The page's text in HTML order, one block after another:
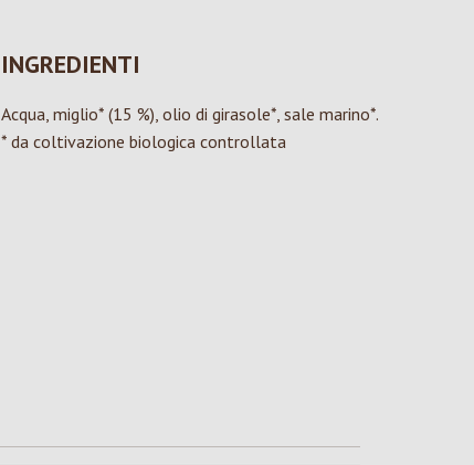
INGREDIENTI
Acqua, miglio* (15 %), olio di girasole*, sale marino*.
* da coltivazione biologica controllata